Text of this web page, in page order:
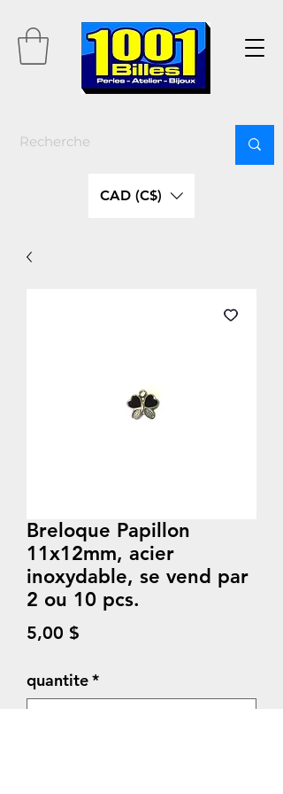
CAD (C$)
Breloque Papillon
11x12mm, acier
inoxydable, se vend par
2 ou 10 pcs.
5,00 $
quantite*